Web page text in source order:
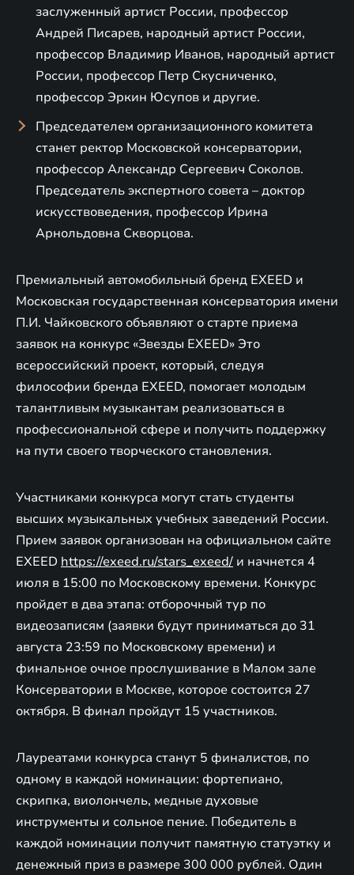
заслуженный артист России, профессор
Андрей Писарев, народный артист России,
профессор Владимир Иванов, народный артист
России, профессор Петр Скусниченко,
профессор Эркин Юсупов и другие.
Председателем организационного комитета
станет ректор Московской консерватории,
профессор Александр Сергеевич Соколов.
Председатель экспертного совета – доктор
искусствоведения, профессор Ирина
Арнольдовна Скворцова.
Премиальный автомобильный бренд EXEED и
Московская государственная консерватория имени
П.И. Чайковского объявляют о старте приема
заявок на конкурс «Звезды EXEED» Это
всероссийский проект, который, следуя
философии бренда EXEED, помогает молодым
талантливым музыкантам реализоваться в
профессиональной сфере и получить поддержку
на пути своего творческого становления.
Участниками конкурса могут стать студенты
высших музыкальных учебных заведений России.
Прием заявок организован на официальном сайте
EXEED https://exeed.ru/stars_exeed/ и начнется 4
июля в 15:00 по Московскому времени. Конкурс
пройдет в два этапа: отборочный тур по
видеозаписям (заявки будут приниматься до 31
августа 23:59 по Московскому времени) и
финальное очное прослушивание в Малом зале
Консерватории в Москве, которое состоится 27
октября. В финал пройдут 15 участников.
Лауреатами конкурса станут 5 финалистов, по
одному в каждой номинации: фортепиано,
скрипка, виолончель, медные духовые
инструменты и сольное пение. Победитель в
каждой номинации получит памятную статуэтку и
денежный приз в размере 300 000 рублей. Один